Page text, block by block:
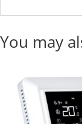
You may